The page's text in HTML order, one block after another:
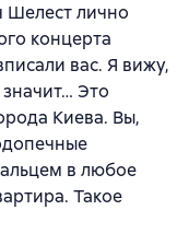
Шелест лично
концерта
вас. Я вижу,
Это
Киева. Вы,
в любое
Такое